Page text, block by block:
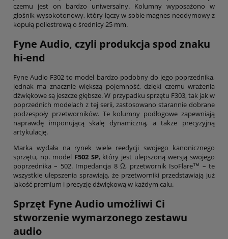
czemu jest on bardzo uniwersalny. Kolumny wyposażono w
głośnik wysokotonowy, który łączy w sobie magnes neodymowy z
kopułą poliestrową o średnicy 25 mm.
Fyne Audio, czyli produkcja spod znaku
hi-end
Fyne Audio F302 to model bardzo podobny do jego poprzednika,
jednak ma znacznie większą pojemność, dzięki czemu wrażenia
dźwiękowe są jeszcze głębsze. W przypadku sprzętu F303, tak jak w
poprzednich modelach z tej serii, zastosowano starannie dobrane
podzespoły przetworników. Te kolumny podłogowe zapewniają
naprawdę imponującą skalę dynamiczną, a także precyzyjną
artykulację.
Marka wydała na rynek wiele reedycji swojego kanonicznego
sprzętu, np. model F502 SP, który jest ulepszoną wersją swojego
poprzednika – 502. Impedancja 8 Ω, przetwornik IsoFlare™ – te
wszystkie ulepszenia sprawiają, że przetworniki przedstawiają już
jakość premium i precyzję dźwiękową w każdym calu.
Sprzęt Fyne Audio umożliwi Ci
stworzenie wymarzonego zestawu
audio